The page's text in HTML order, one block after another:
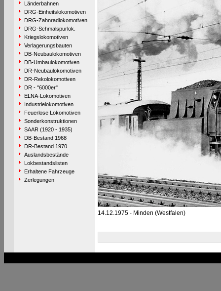
Länderbahnen
DRG-Einheitslokomotiven
DRG-Zahnradlokomotiven
DRG-Schmalspurlok.
Kriegslokomotiven
Verlagerungsbauten
DB-Neubaulokomotiven
DB-Umbaulokomotiven
DR-Neubaulokomotiven
DR-Rekolokomotiven
DR - "6000er"
ELNA-Lokomotiven
Industrielokomotiven
Feuerlose Lokomotiven
Sonderkonstruktionen
SAAR (1920 - 1935)
DB-Bestand 1968
DR-Bestand 1970
Auslandsbestände
Lokbestandslisten
Erhaltene Fahrzeuge
Zerlegungen
14.12.1975 - Minden (Westfalen)